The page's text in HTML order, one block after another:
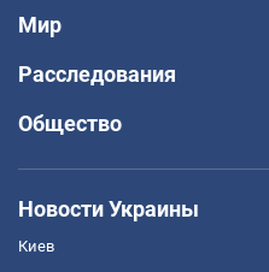
Мир
Расследования
Общество
Новости Украины
Киев